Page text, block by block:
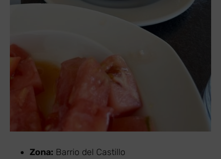
Zona: Barrio del Castillo